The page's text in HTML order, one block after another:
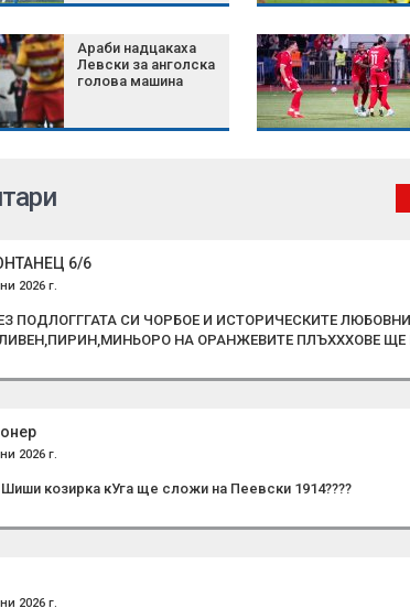
Араби надцакаха
Левски за анголска
голова машина
надхвърлят 4000
6/6
2026 г.
ПОДЛОГГГАТА СИ ЧОРБОЕ И ИСТОРИЧЕСКИТЕ
НА ОРАНЖЕВИТЕ ПЛЪХХХОВЕ ЩЕ
2026 г.
козирка кУга ще сложи на Пеевски 1914????
2026 г.